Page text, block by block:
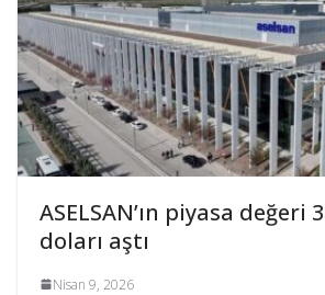
ASELSAN’ın piyasa değeri
doları aştı
Nisan 9, 2026